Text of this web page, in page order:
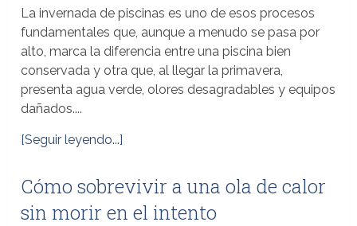
La invernada de piscinas es uno de esos procesos
fundamentales que, aunque a menudo se pasa por
alto, marca la diferencia entre una piscina bien
conservada y otra que, al llegar la primavera,
presenta agua verde, olores desagradables y equipos
dañados....
[Seguir leyendo...]
Cómo sobrevivir a una ola de calor
sin morir en el intento